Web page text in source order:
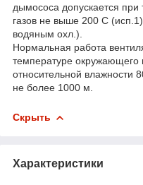
дымососа допускается
газов не выше 200 С
водяным охл.).
Нормальная работа
температуре окружающего
относительной влажности
не более 1000 м.
Скрыть
Характеристики